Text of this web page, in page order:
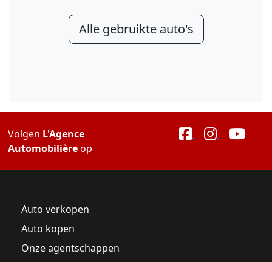
Alle gebruikte auto's
Volgen L'Agence
Automobilièreop
Auto verkopen
Auto kopen
Onze agentschappen